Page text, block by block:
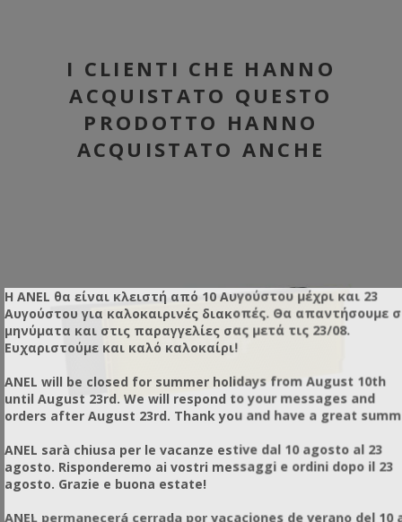
I CLIENTI CHE HANNO
ACQUISTATO QUESTO
PRODOTTO HANNO
ACQUISTATO ANCHE
Η ANEL θα είναι κλειστή από 10 Αυγούστου μέχρι και 23
Αυγούστου για καλοκαιρινές διακοπές. Θα απαντήσουμε
μηνύματα και στις παραγγελίες σας μετά τις 23/08.
Ευχαριστούμε και καλό καλοκαίρι!
ANEL will be closed for summer holidays from August 10th
until August 23rd. We will respond to your messages and
orders after August 23rd. Thank you and have a great
ANEL sarà chiusa per le vacanze estive dal 10 agosto al 23
agosto. Risponderemo ai vostri messaggi e ordini dopo il 23
agosto. Grazie e buona estate!
ANEL permanecerá cerrada por vacaciones de verano del 10